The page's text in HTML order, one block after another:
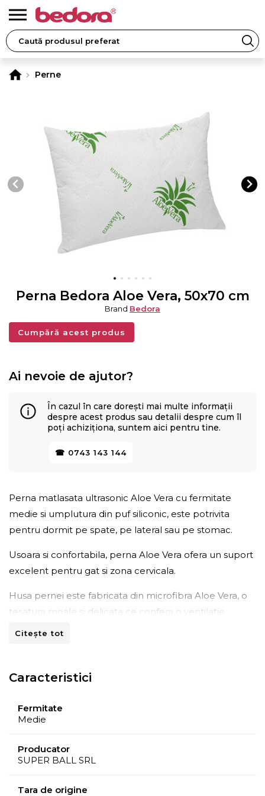
Perne
Perna Bedora Aloe Vera, 50x70 cm
Brand Bedora
Cumpără acest produs
Ai nevoie de ajutor?
În cazul în care dorești mai multe informații
despre acest produs sau detalii despre cum îl
poți achiziționa, suntem aici pentru tine.
☎ 0743 143 144
Perna matlasata ultrasonic Aloe Vera cu fermitate
medie si umplutura din puf siliconic, este potrivita
pentru dormit pe spate, pe lateral sau pe stomac.
Usoara si confortabila, perna Aloe Vera ofera un suport
excelent pentru gat si zona cervicala.
Husa pernei este fabricata din microfibra Aloe Vera, o
tesatura moale si delicata ce confera o ventilatie
pentru proprietatile ei antioxidante.
Compozitie:
- Umplutura: fibra siliconica.
Se spala la 30 de grade Celsius si se usuca cu usurinta.
Citește tot
Caracteristici
Fermitate
Medie
Producator
SUPER BALL SRL
Tara de origine